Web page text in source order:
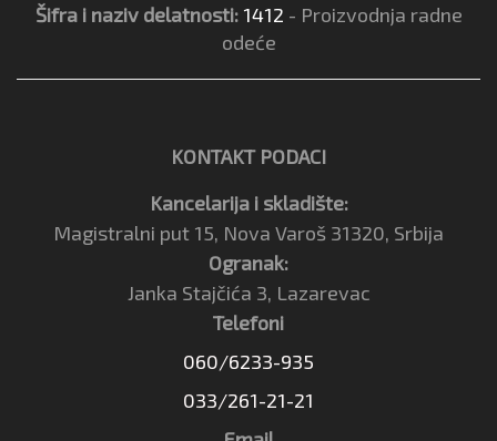
Šifra i naziv delatnosti: 1412 - Proizvodnja radne
odeće
KONTAKT PODACI
Kancelarija i skladište:
Magistralni put 15, Nova Varoš 31320, Srbija
Ogranak:
Janka Stajčića 3, Lazarevac
Telefoni
060/6233-935
033/261-21-21